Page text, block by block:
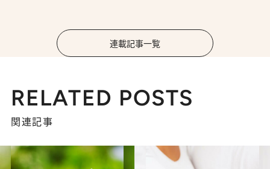
連載記事一覧
RELATED POSTS
関連記事